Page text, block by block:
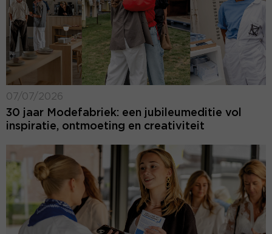
07/07/2026
30 jaar Modefabriek: een jubileumeditie vol
inspiratie, ontmoeting en creativiteit